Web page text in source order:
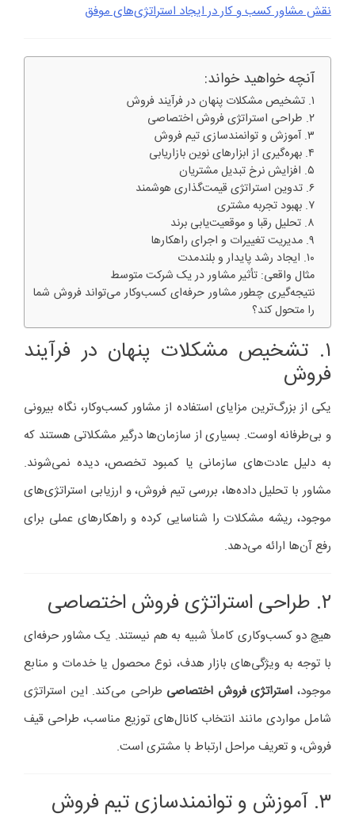
نقش مشاور کسب و کار در ایجاد استراتژی‌های موفق
آنچه خواهید خواند:
۱. تشخیص مشکلات پنهان در فرآیند فروش
۲. طراحی استراتژی فروش اختصاصی
۳. آموزش و توانمندسازی تیم فروش
۴. بهره‌گیری از ابزارهای نوین بازاریابی
۵. افزایش نرخ تبدیل مشتریان
۶. تدوین استراتژی قیمت‌گذاری هوشمند
۷. بهبود تجربه مشتری
۸. تحلیل رقبا و موقعیت‌یابی برند
۹. مدیریت تغییرات و اجرای راهکارها
۱۰. ایجاد رشد پایدار و بلندمدت
مثال واقعی: تأثیر مشاور در یک شرکت متوسط
نتیجه‌گیری چطور مشاور حرفه‌ای کسب‌وکار می‌تواند فروش شما
را متحول کند؟
۱. تشخیص مشکلات پنهان در فرآیند
فروش
یکی از بزرگ‌ترین مزایای استفاده از مشاور کسب‌وکار، نگاه بیرونی
و بی‌طرفانه اوست. بسیاری از سازمان‌ها درگیر مشکلاتی هستند که
به دلیل عادت‌های سازمانی یا کمبود تخصص، دیده نمی‌شوند.
مشاور با تحلیل داده‌ها، بررسی تیم فروش، و ارزیابی استراتژی‌های
موجود، ریشه مشکلات را شناسایی کرده و راهکارهای عملی برای
رفع آن‌ها ارائه می‌دهد.
۲. طراحی استراتژی فروش اختصاصی
هیچ دو کسب‌وکاری کاملاً شبیه به هم نیستند. یک مشاور حرفه‌ای
با توجه به ویژگی‌های بازار هدف، نوع محصول یا خدمات و منابع
موجود، استراتژی فروش اختصاصی طراحی می‌کند. این استراتژی
شامل مواردی مانند انتخاب کانال‌های توزیع مناسب، طراحی قیف
فروش، و تعریف مراحل ارتباط با مشتری است.
۳. آموزش و توانمندسازی تیم فروش